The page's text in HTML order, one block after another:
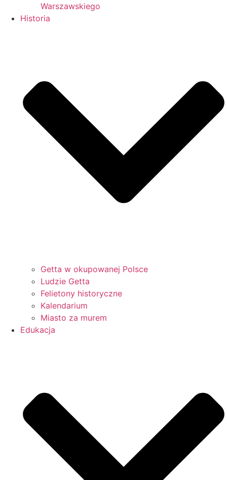
Warszawskiego
Historia
Getta w okupowanej Polsce
Ludzie Getta
Felietony historyczne
Kalendarium
Miasto za murem
Edukacja